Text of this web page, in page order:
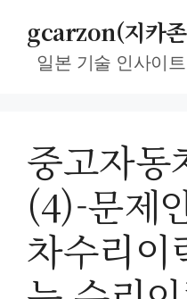
gcarzon(지카
일본 기술 인사이트
중고자동
(4)-문제
차수리이